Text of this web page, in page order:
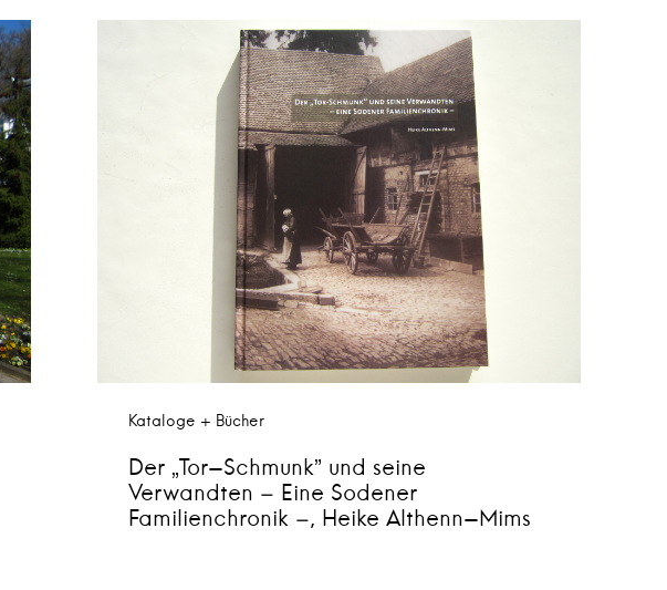
Kataloge + Bücher
Der „Tor-Schmunk” und seine
Verwandten – Eine Sodener
Familienchronik –, Heike Althenn-Mims